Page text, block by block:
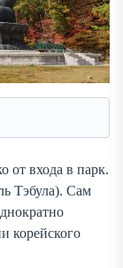
от входа в парк.
Тэбула). Сам
корейского